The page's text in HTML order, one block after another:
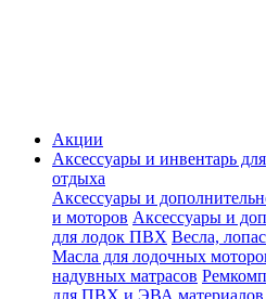
Акции
Аксессуары и инвентарь
отдыха
Аксессуары и
и моторов Аксессуары и
для лодок ПВХ Весла,
Масла для лодочных
надувных матрасов
для ПВХ и ЭВА материалов